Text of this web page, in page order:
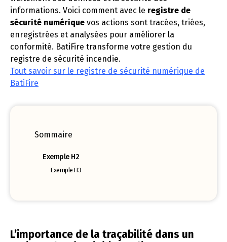
informations. Voici comment avec le registre de
sécurité numérique vos actions sont tracées, triées,
enregistrées et analysées pour améliorer la
conformité. BatiFire transforme votre gestion du
registre de sécurité incendie.
Tout savoir sur le registre de sécurité numérique de
BatiFire
Sommaire
Exemple H2
Exemple H3
L’importance de la traçabilité dans un